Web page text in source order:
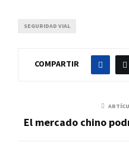
SEGURIDAD VIAL
COMPARTIR
El mercado chino